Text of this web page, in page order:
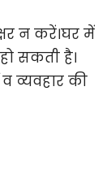
न करें।घर में
सकती है।
व्‍यवहार की